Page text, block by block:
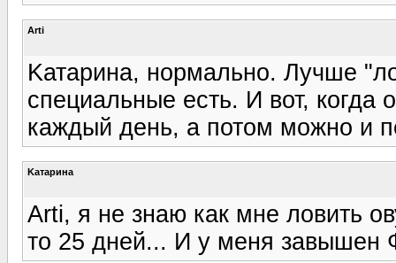
Arti
Kатарина, нормально. Лучше
специальные есть. И вот, когда
каждый день, а потом можно и
Kатарина
Arti, я не знаю как мне ловить
то 25 дней... И у меня завышен